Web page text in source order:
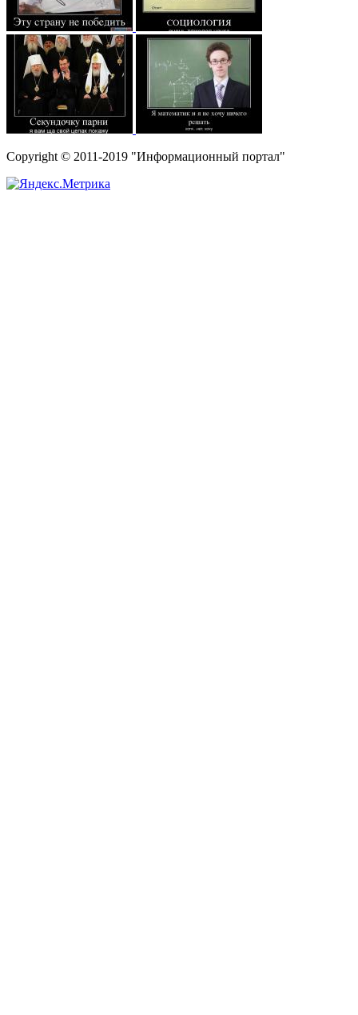
Copyright © 2011-2019 "Информационный портал"